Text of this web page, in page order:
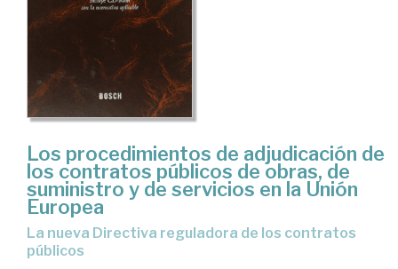
Los procedimientos de adjudicación de
los contratos públicos de obras, de
suministro y de servicios en la Unión
Europea
la nueva Directiva reguladora de los contratos
públicos